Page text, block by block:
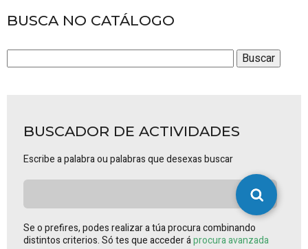
BUSCA NO CATÁLOGO
BUSCADOR DE ACTIVIDADES
Escribe a palabra ou palabras que desexas buscar
Se o prefires, podes realizar a túa procura combinando
distintos criterios. Só tes que acceder áprocura avanzada